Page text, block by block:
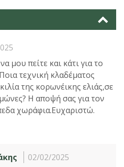
μου πείτε και κάτι για το
τεχνική κλαδέματος
της κορωνέικης ελιάς,σε
Η αποψή σας για τον
χωράφια.Ευχαριστώ.
02/02/2025